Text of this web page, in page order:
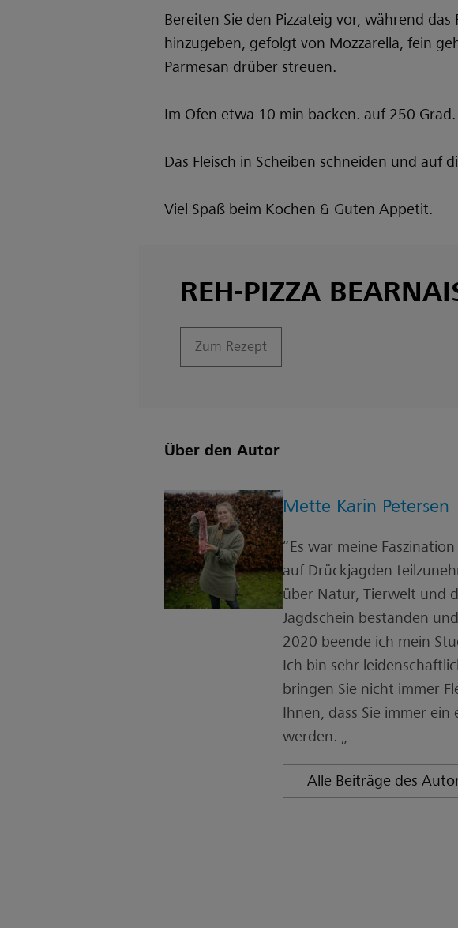
Bereiten Sie den Pizzateig vor, während
hinzugeben, gefolgt von Mozzarella, fein
Parmesan drüber streuen.
Im Ofen etwa 10 min backen. auf 250 Grad.
Das Fleisch in Scheiben schneiden und auf
Viel Spaß beim Kochen & Guten Appetit.
REH-PIZZA
Zum Rezept
Über den Autor
Mette Karin Petersen
“Es war meine
auf Drückjagden
über Natur, Tierwelt und
Jagdschein bestanden
2020 beende ich mein
Ich bin sehr
bringen Sie nicht immer
Ihnen, dass Sie immer
werden. „
Alle Beiträge des